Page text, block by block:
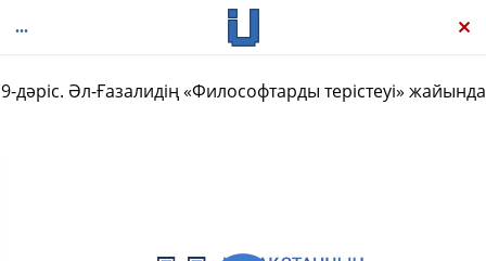
9-дәріс. Әл-Ғазалидің «Философтарды терістеуі» жайында